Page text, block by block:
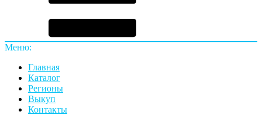
Меню:
Главная
Каталог
Регионы
Выкуп
Контакты